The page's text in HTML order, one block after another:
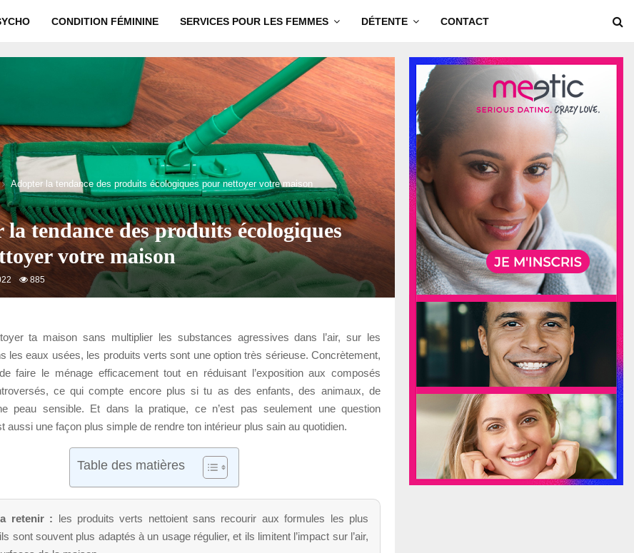
CONDITION FÉMININE SERVICES POUR LES FEMMES DÉTENTE CONTACT
Adopter la tendance des produits écologiques pour nettoyer votre maison
tendance des produits écologiques
votre maison
885
ta maison sans multiplier les substances agressives dans l’air, sur les
les eaux usées, les produits verts sont une option très sérieuse. Concrètement,
faire le ménage efficacement tout en réduisant l’exposition aux composés
ce qui compte encore plus si tu as des enfants, des animaux, de
peau sensible. Et dans la pratique, ce n’est pas seulement une question
aussi une façon plus simple de rendre ton intérieur plus sain au quotidien.
Table des matières
a retenir : les produits verts nettoient sans recourir aux formules les plus
sont souvent plus adaptés à un usage régulier, et ils limitent l’impact sur l’air,